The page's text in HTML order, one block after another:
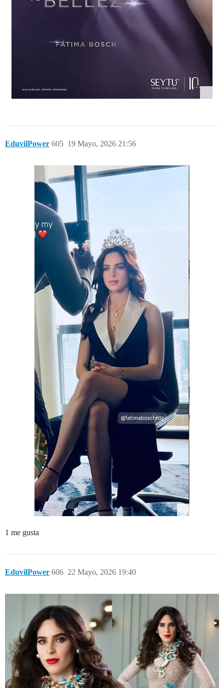
EduvilPower 19 Mayo, 2026 21:56
605
1 me gusta
EduvilPower 22 Mayo, 2026 19:40
606